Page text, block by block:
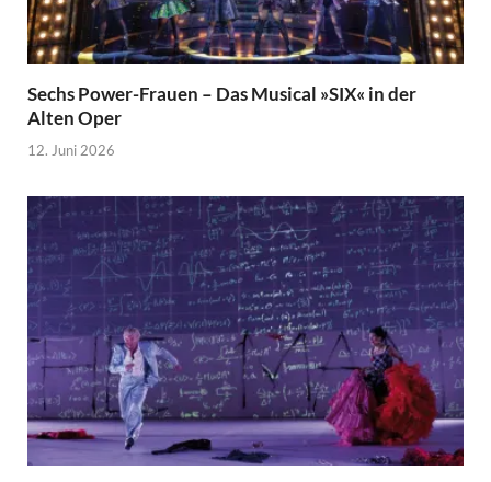
Sechs Power-Frauen – Das Musical »SIX« in der
Alten Oper
12. Juni 2026